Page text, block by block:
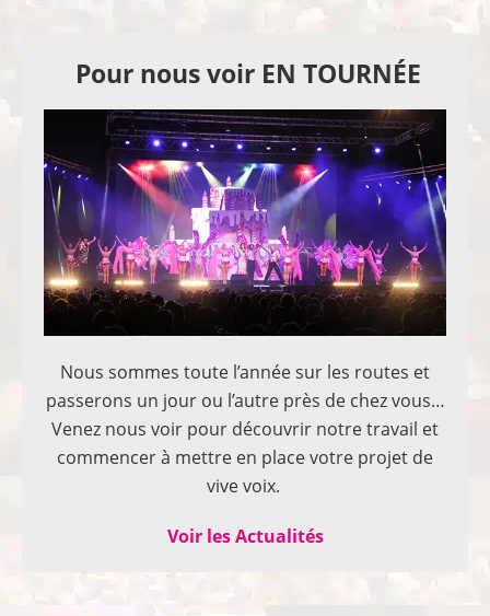
Pour nous voir EN TOURNÉE
Nous sommes toute l’année sur les routes et
passerons un jour ou l’autre près de chez vous…
Venez nous voir pour découvrir notre travail et
commencer à mettre en place votre projet de
vive voix.
Voir les Actualités